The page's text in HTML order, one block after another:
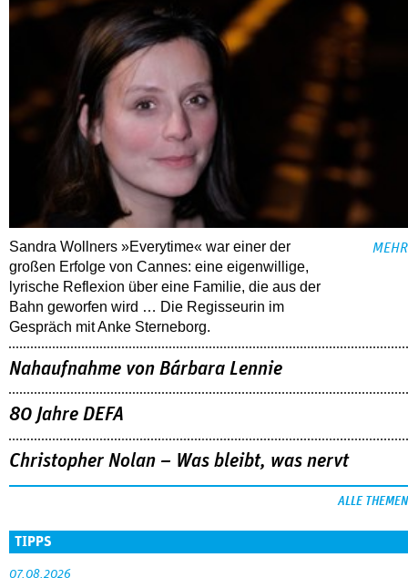
Sandra Wollners »Everytime« war einer der
großen Erfolge von Cannes: eine eigenwillige,
lyrische Reflexion über eine ­Familie, die aus der
Bahn geworfen wird … Die Regisseurin im
Gespräch mit Anke Sterneborg.
MEHR
Nahaufnahme von Bárbara Lennie
80 Jahre DEFA
Christopher Nolan – Was bleibt, was nervt
ALLE THEMEN
TIPPS
07.08.2026